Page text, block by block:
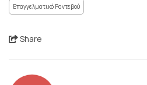
Επαγγελματικό Ραντεβού
Share